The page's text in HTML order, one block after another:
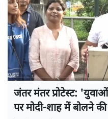
जंतर मंतर प्रोटेस्ट: 'युवाओं
पर मोदी-शाह में बोलने